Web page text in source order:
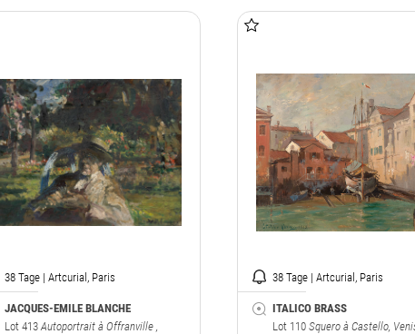
38 Tage | Artcurial, Paris
JACQUES-EMILE BLANCHE
Lot 413 Autoportrait à Offranville
38 Tage | Artcurial, Paris
ITALICO BRASS
Lot 110 Squero à Castello,